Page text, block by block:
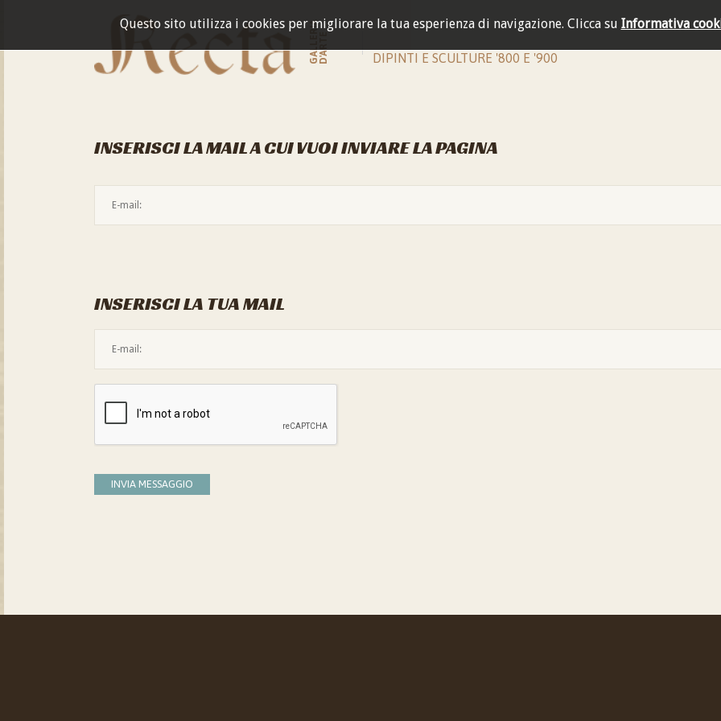
Questo sito utilizza i cookies per migliorare la tua esperienza di navigazione. Clicca su Informativa
GALLERIAD'ARTE DIPINTI E SCULTURE '800 E '900
INSERISCI LA MAIL A CUI VUOI INVIARE LA PAGINA
INSERISCI LA TUA MAIL
INVIA MESSAGGIO